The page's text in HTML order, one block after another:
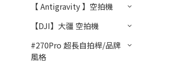
【 Antigravity 】空拍機
【DJI】大疆 空拍機
#270Pro 超長自拍桿/品牌
風格